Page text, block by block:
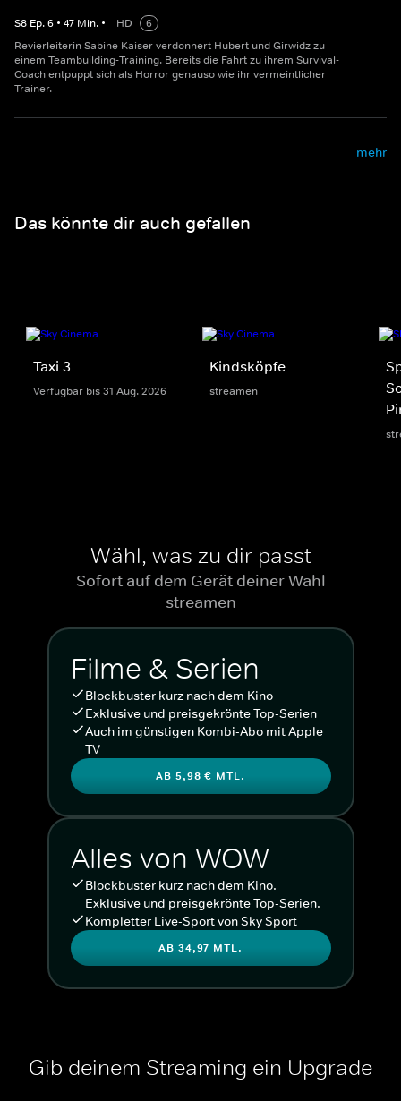
S8 Ep.6 • 47 Min. • HD
6
Revierleiterin Sabine Kaiser verdonnert Hubert und Girwidz zu
einem Teambuilding-Training. Bereits die Fahrt zu ihrem Survival-
Coach entpuppt sich als Horror genauso wie ihr vermeintlicher
Trainer.
mehr
Das könnte dir auch gefallen
Taxi 3
Verfügbar bis 31 Aug. 2026
Kindsköpfe
streamen
Wähl, was zu dir passt
Sofort auf dem Gerät deiner Wahl
streamen
Filme & Serien
Blockbuster kurz nach dem Kino
Exklusive und preisgekrönte Top-Serien
Auch im günstigen Kombi-Abo mit Apple
TV
AB 5,98 € MTL.
Alles von WOW
Blockbuster kurz nach dem Kino.
Exklusive und preisgekrönte Top-Serien.
Kompletter Live-Sport von Sky Sport
AB 34,97 MTL.
Gib deinem Streaming ein Upgrade